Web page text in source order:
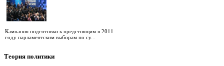
Кампания подготовки к предстоящим в 2011
году парламентским выборам по су...
Теория политики